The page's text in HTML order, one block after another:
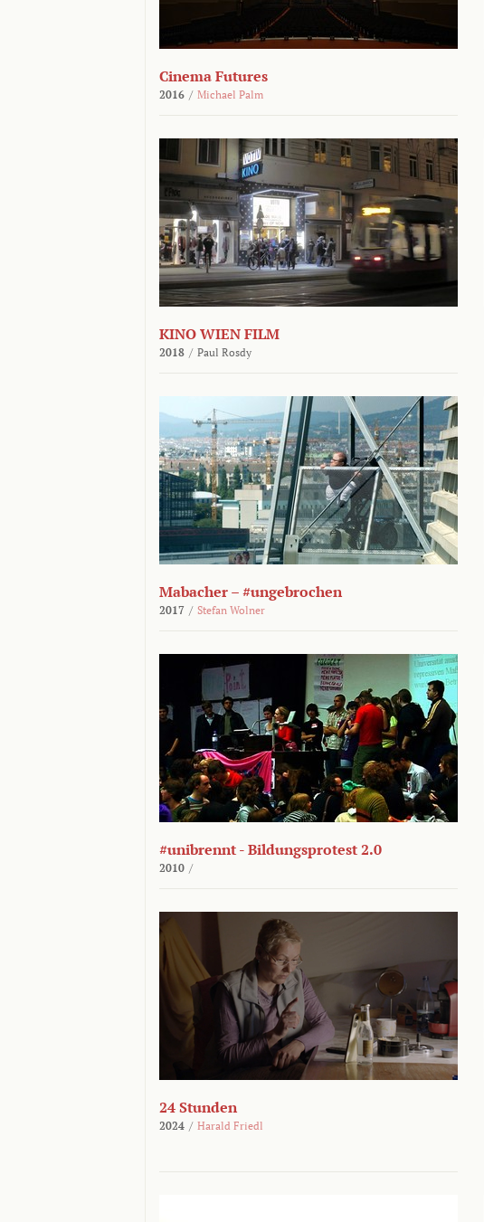
Cinema Futures
2016 / Michael Palm
KINO WIEN FILM
2018 / Paul Rosdy
Mabacher – #ungebrochen
2017 / Stefan Wolner
#unibrennt - Bildungsprotest 2.0
2010 /
24 Stunden
2024 / Harald Friedl